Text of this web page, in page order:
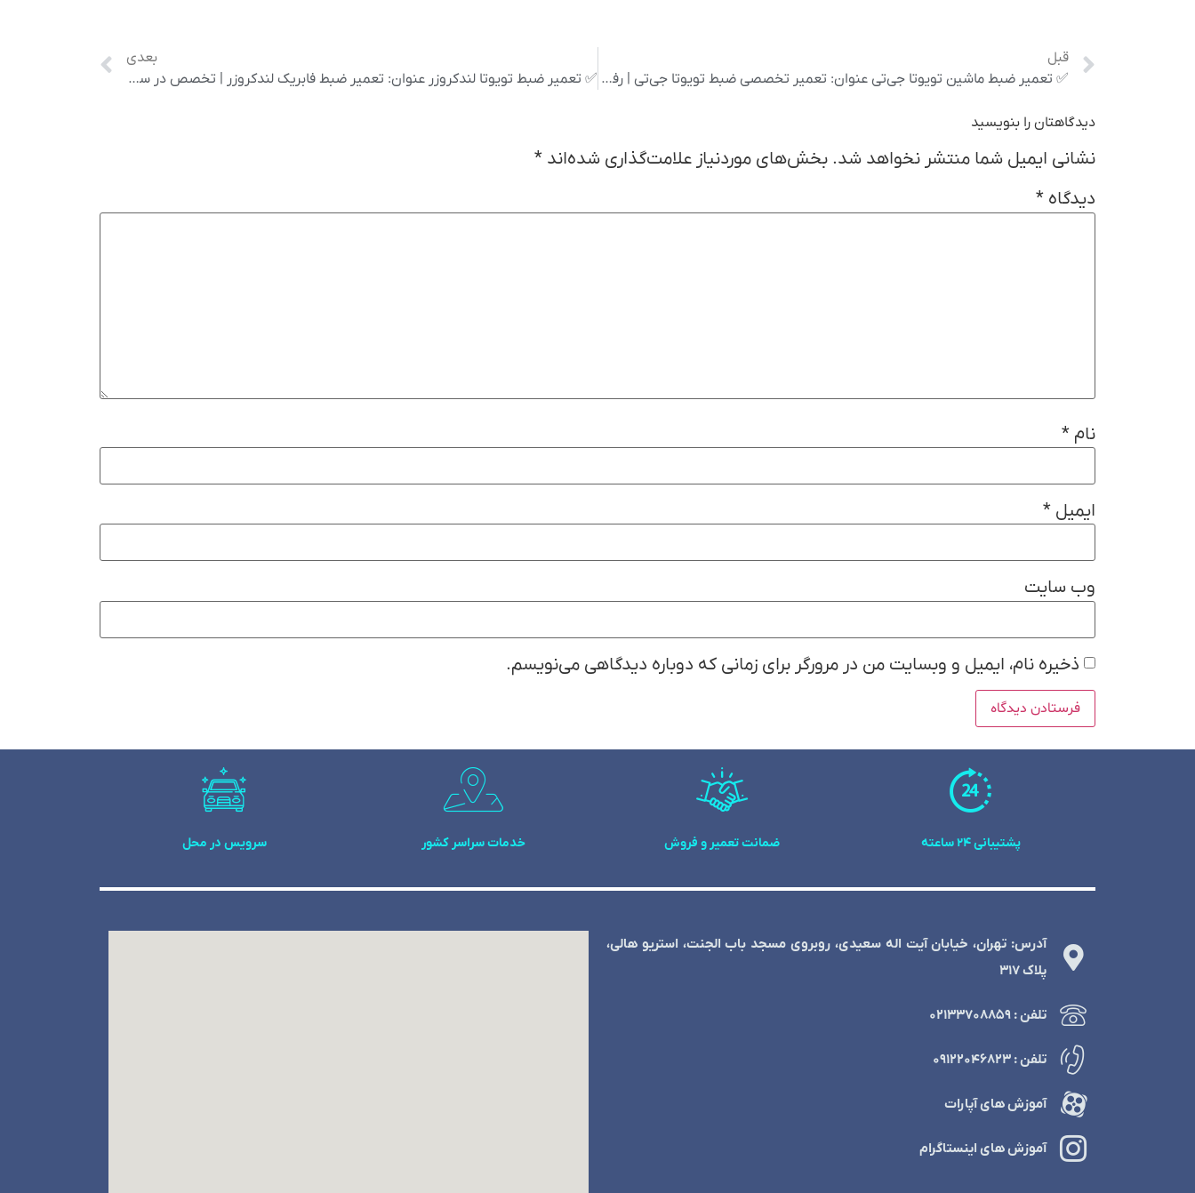
قبل
✅ تعمیر ضبط ماشین تویوتا جی‌تی عنوان: تعمیر تخصصی ضبط تویوتا جی‌تی | رفع مشکلات سیستم صوتی Toyota GT
بعدی
✅ تعمیر ضبط تویوتا لندکروزر عنوان: تعمیر ضبط فابریک لندکروزر | تخصص در سیستم صوتی Toyota Land Cruiser
دیدگاهتان را بنویسید
نشانی ایمیل شما منتشر نخواهد شد. بخش‌های موردنیاز علامت‌گذاری شده‌اند *
دیدگاه *
نام *
ایمیل *
وب‌ سایت
ذخیره نام، ایمیل و وبسایت من در مرورگر برای زمانی که دوباره دیدگاهی می‌نویسم.
پشتیبانی 24 ساعته ضمانت تعمیر و فروش خدمات سراسر کشور سرویس در محل
آدرس: تهران، خیابان آیت اله سعیدی، روبروی مسجد باب الجنت، استریو هالی،
پلاک 317
تلفن : ۰۲۱۳۳۷۰۸۸۵۹
تلفن : ۰۹۱۲۲۰۴۶۸۲۳
آموزش های آپارات
آموزش های اینستاگرام